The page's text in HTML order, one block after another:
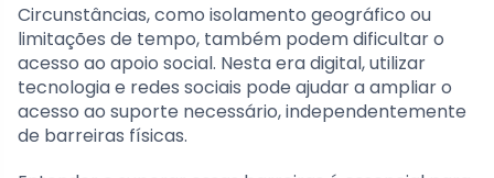
Circunstâncias, como isolamento geográfico ou
limitações de tempo, também podem dificultar o
acesso ao apoio social. Nesta era digital, utilizar
tecnologia e redes sociais pode ajudar a ampliar o
acesso ao suporte necessário, independentemente
de barreiras físicas.